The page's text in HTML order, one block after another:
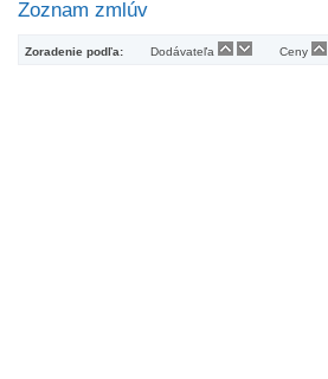
Zoznam zmlúv
Zoradenie podľa: Dodávateľa Ceny